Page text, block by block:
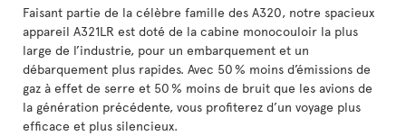
Faisant partie de la célèbre famille des A320, notre spacieux
appareil A321LR est doté de la cabine monocouloir la plus
large de l’industrie, pour un embarquement et un
débarquement plus rapides. Avec 50 % moins d’émissions de
gaz à effet de serre et 50 % moins de bruit que les avions de
la génération précédente, vous profiterez d’un voyage plus
efficace et plus silencieux.